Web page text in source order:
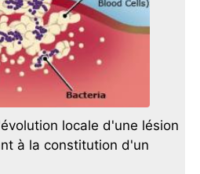
locale d'une lésion
à la constitution d'un